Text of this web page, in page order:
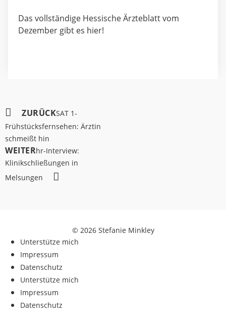
Das vollständige Hessische Ärzteblatt vom
Dezember gibt es hier!
ZURÜCKSAT 1-
Frühstücksfernsehen: Ärztin
schmeißt hin
WEITERhr-Interview:
Klinikschließungen in
Melsungen
© 2026 Stefanie Minkley
Unterstütze mich
Impressum
Datenschutz
Unterstütze mich
Impressum
Datenschutz